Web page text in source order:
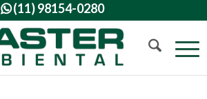
(11) 98154-0280